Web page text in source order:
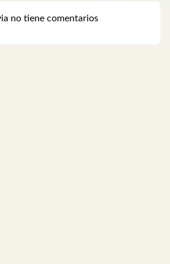
no tiene comentarios